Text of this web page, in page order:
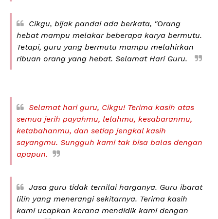
Cikgu, bijak pandai ada berkata, "Orang
hebat mampu melakar beberapa karya bermutu.
Tetapi, guru yang bermutu mampu melahirkan
ribuan orang yang hebat. Selamat Hari Guru.
Selamathari guru, Cikgu! Terima kasih atas
semua jerih payahmu, lelahmu, kesabaranmu,
ketabahanmu, dan setiap jengkal kasih
sayangmu. Sungguh kami tak bisa balas dengan
apapun.
Jasa guru tidak ternilai harganya. Guru ibarat
lilin yang menerangi sekitarnya. Terima kasih
kami ucapkan kerana mendidik kami dengan